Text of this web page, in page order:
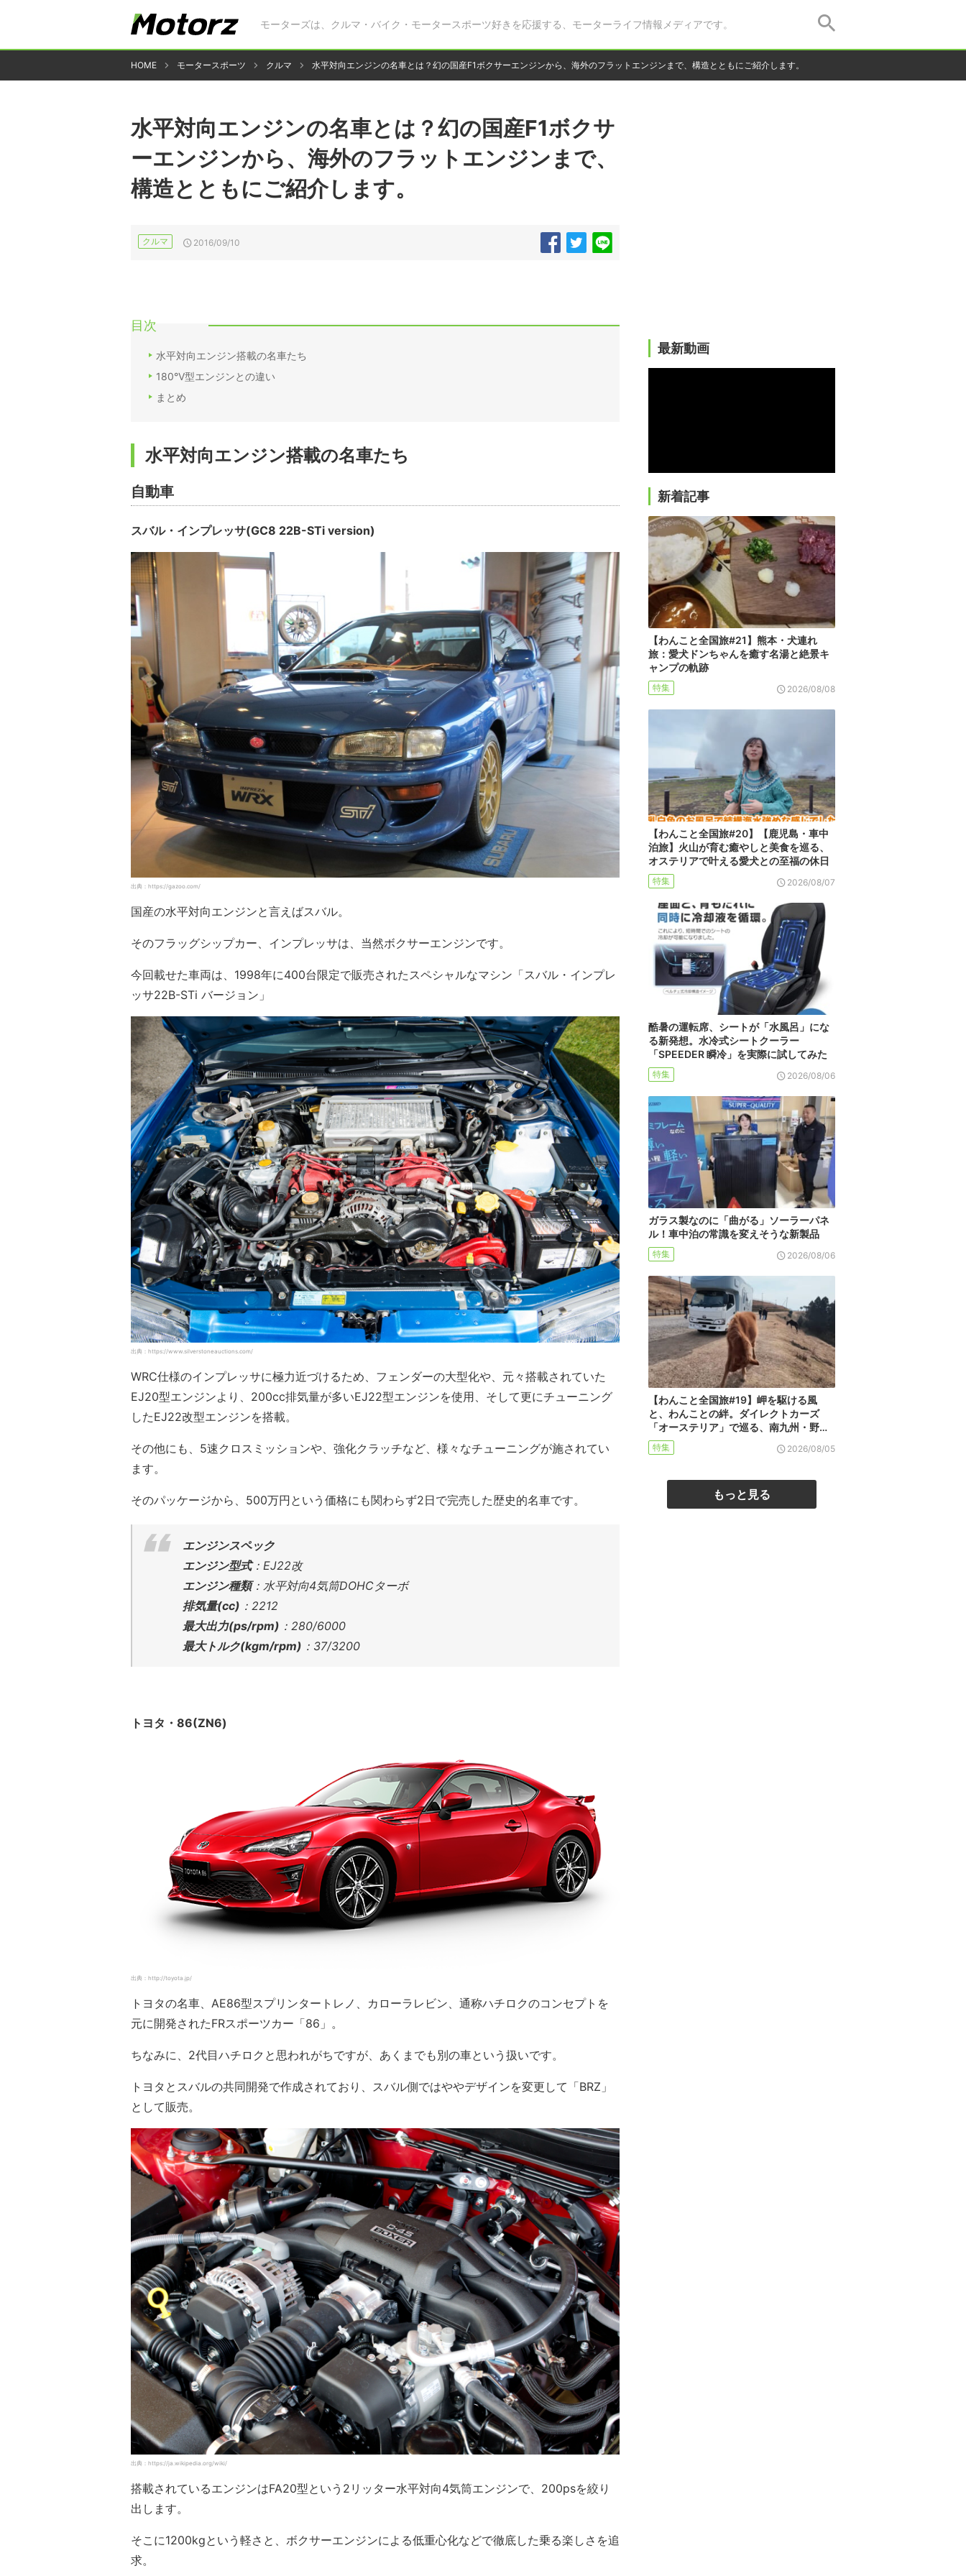
モーターズは、クルマ・バイク・モータースポーツ好きを応援する、モーターライフ情報メディアです。
HOME モータースポーツ クルマ 水平対向エンジンの名車とは？幻の国産F1ボクサーエンジンから、海外のフラットエンジンまで、構造とともにご紹介します。
水平対向エンジンの名車とは？幻の国産F1ボクサ
ーエンジンから、海外のフラットエンジンまで、
構造とともにご紹介します。
クルマ 2016/09/10
目次
水平対向エンジン搭載の名車たち
180°V型エンジンとの違い
まとめ
水平対向エンジン搭載の名車たち
自動車
スバル・インプレッサ(GC8 22B-STi version)
出典：https://gazoo.com/
国産の水平対向エンジンと言えばスバル。
そのフラッグシップカー、インプレッサは、当然ボクサーエンジンです。
今回載せた車両は、1998年に400台限定で販売されたスペシャルなマシン「スバル・インプレ
ッサ22B-STi バージョン」
出典：https://www.silverstoneauctions.com/
WRC仕様のインプレッサに極力近づけるため、フェンダーの大型化や、元々搭載されていた
EJ20型エンジンより、200cc排気量が多いEJ22型エンジンを使用、そして更にチューニング
したEJ22改型エンジンを搭載。
その他にも、5速クロスミッションや、強化クラッチなど、様々なチューニングが施されてい
ます。
そのパッケージから、500万円という価格にも関わらず2日で完売した歴史的名車です。
エンジンスペック
エンジン型式：EJ22改
エンジン種類：水平対向4気筒DOHCターボ
排気量(cc) ：2212
最大出力(ps/rpm) ：280/6000
最大トルク(kgm/rpm) ：37/3200
トヨタ・86(ZN6)
出典：http://toyota.jp/
トヨタの名車、AE86型スプリンタートレノ、カローラレビン、通称ハチロクのコンセプトを
元に開発されたFRスポーツカー「86」。
ちなみに、2代目ハチロクと思われがちですが、あくまでも別の車という扱いです。
トヨタとスバルの共同開発で作成されており、スバル側ではややデザインを変更して「BRZ」
として販売。
出典：https://ja.wikipedia.org/wiki/
搭載されているエンジンはFA20型という2リッター水平対向4気筒エンジンで、200psを絞り
出します。
そこに1200kgという軽さと、ボクサーエンジンによる低重心化などで徹底した乗る楽しさを追
求。
最新動画
新着記事
【わんこと全国旅#21】熊本・犬連れ
旅：愛犬ドンちゃんを癒す名湯と絶景キ
ャンプの軌跡
特集 2026/08/08
【わんこと全国旅#20】【鹿児島・車中
泊旅】火山が育む癒やしと美食を巡る、
オステリアで叶える愛犬との至福の休日
特集 2026/08/07
酷暑の運転席、シートが「水風呂」にな
る新発想。水冷式シートクーラー
「SPEEDER 瞬冷」を実際に試してみた
特集 2026/08/06
ガラス製なのに「曲がる」ソーラーパネ
ル！車中泊の常識を変えそうな新製品
特集 2026/08/06
【わんこと全国旅#19】岬を駆ける風
と、わんことの絆。ダイレクトカーズ
「オーステリア」で巡る、南九州・野…
特集 2026/08/05
もっと見る